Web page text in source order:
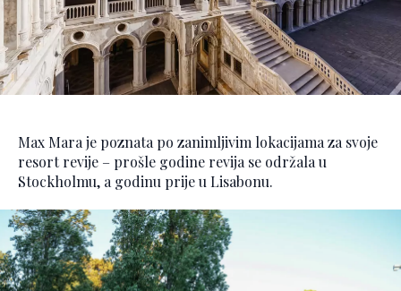
Max Mara je poznata po zanimljivim lokacijama za svoje
resort revije – prošle godine revija se održala u
Stockholmu, a godinu prije u Lisabonu.